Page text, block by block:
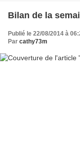
Bilan de la
Publié le 22/08/2014 à
Par cathy73m